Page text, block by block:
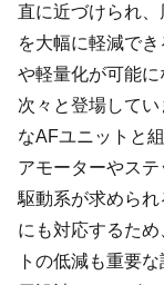
直に近づけられ
を大幅に軽減で
や軽量化が可能
次々と登場して
なAFユニットと
アモーターやス
駆動系が求めら
にも対応するた
トの低減も重要